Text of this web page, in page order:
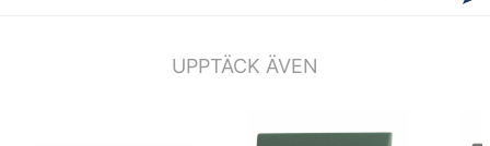
UPPTÄCK ÄVEN